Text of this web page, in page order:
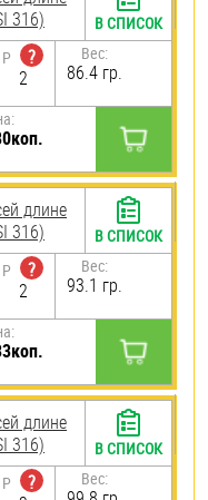
316)
P
?
2
Вес:
86.4 гр.
В СПИСОК
длине
316)
P
?
2
Вес:
93.1 гр.
В СПИСОК
длине
316)
P
?
Вес:
В СПИСОК